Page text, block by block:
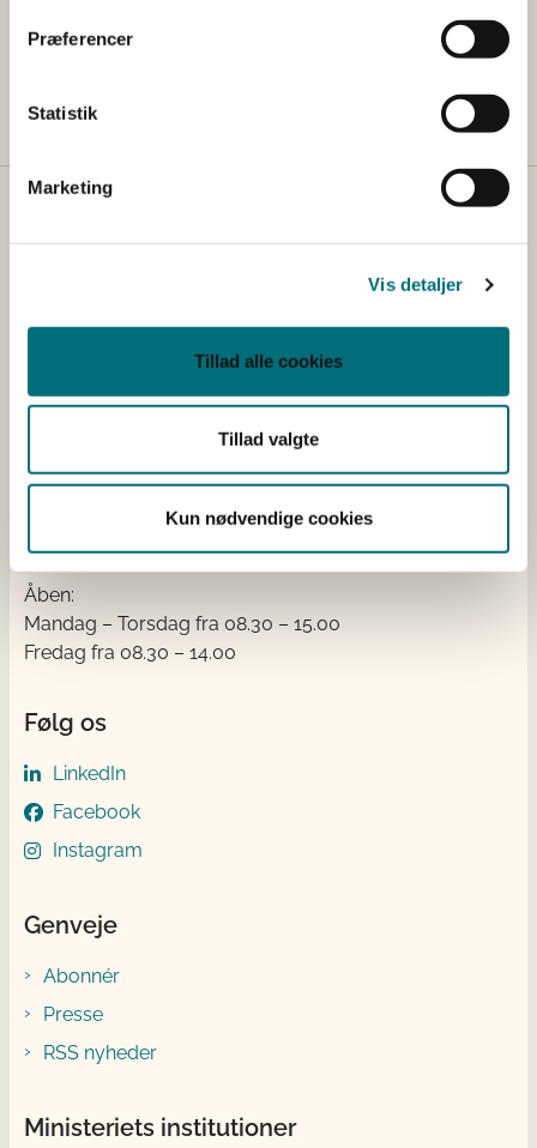
Præferencer
Statistik
Marketing
Vis detaljer
Tillad alle cookies
Tillad valgte
Kun nødvendige cookies
mail@lbst.dk.
Landbrugsstyrelsens pressetelefon på tlf. 41 89 25 07.
1780 København V
Tlf.: +45 33 95 80 00
IBAN nr.: DK3302164069167470
Swift Code: DABADKKK
Elektronisk fakturering
Åben:
Mandag – Torsdag fra 08.30 – 15.00
Fredag fra 08.30 – 14.00
Følg os
LinkedIn
Facebook
Instagram
Genveje
Abonnér
Presse
RSS nyheder
Ministeriets institutioner